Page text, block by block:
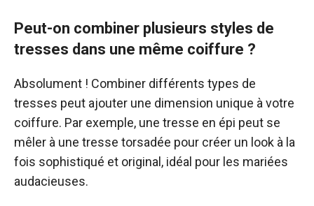
Peut-on combiner plusieurs styles de
tresses dans une même coiffure ?
Absolument ! Combiner différents types de
tresses peut ajouter une dimension unique à votre
coiffure. Par exemple, une tresse en épi peut se
mêler à une tresse torsadée pour créer un look à la
fois sophistiqué et original, idéal pour les mariées
audacieuses.